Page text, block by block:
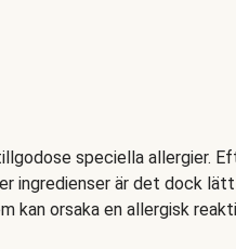
speciella allergier.
ingredienser är det dock
kan orsaka en allergisk